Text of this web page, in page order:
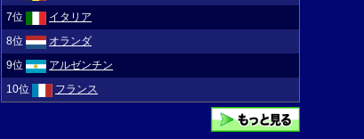
7位
イタリア
8位
オランダ
9位
アルゼンチン
10位
フランス